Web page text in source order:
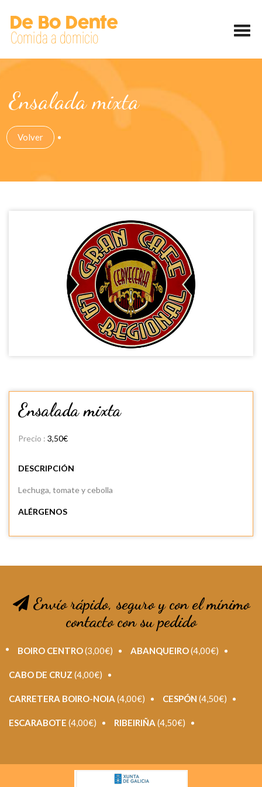
Ensalada mixta
Volver
Ensalada mixta
Precio : 3,50€
DESCRIPCIÓN
Lechuga, tomate y cebolla
ALÉRGENOS
Envío rápido, seguro y con el mínimo
contacto con su pedido
BOIRO CENTRO(3,00€) ABANQUEIRO(4,00€)
CABO DE CRUZ (4,00€)
CARRETERA BOIRO-NOIA (4,00€) CESPÓN (4,50€)
ESCARABOTE (4,00€) RIBEIRIÑA (4,50€)